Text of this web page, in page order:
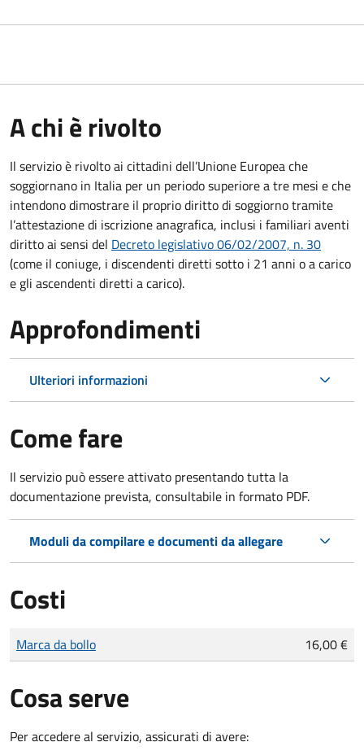
A chi è rivolto
Il servizio è rivolto ai cittadini dell’Unione Europea che
soggiornano in Italia per un periodo superiore a tre mesi e che
intendono dimostrare il proprio diritto di soggiorno tramite
l’attestazione di iscrizione anagrafica, inclusi i familiari aventi
diritto ai sensi del Decreto legislativo 06/02/2007, n. 30
(come il coniuge, i discendenti diretti sotto i 21 anni o a carico
e gli ascendenti diretti a carico).
Approfondimenti
Ulteriori informazioni
Come fare
Il servizio può essere attivato presentando tutta la
documentazione prevista, consultabile in formato PDF.
Moduli da compilare e documenti da allegare
Costi
Tipo di pagamento
Importo
Marca da bollo 16,00 €
Cosa serve
Per accedere al servizio, assicurati di avere: